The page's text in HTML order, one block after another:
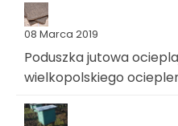
08 Marca 2019
Poduszka jutowa
wielkopolskiego